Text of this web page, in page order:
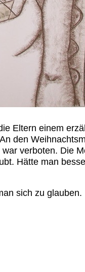
Eltern einem
den
verboten. Die
Hätte man
sich zu glauben.